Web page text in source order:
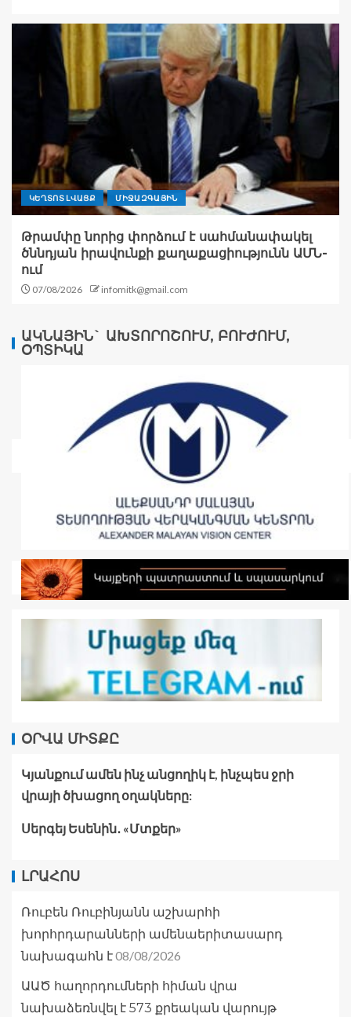
ԿԵՂՏՈՏ ԼՎԱՑՔ ՄԻՋԱԶԳԱՅԻՆ
Թրամփը նորից փորձում է սահմանափակել
ծննդյան իրավունքի քաղաքացիությունն ԱՄՆ-
ում
07/08/2026 infomitk@gmail.com
ԱԿՆԱՅԻՆ` ԱԽՏՈՐՈՇՈՒՄ, ԲՈՒԺՈՒՄ,
ՕՊՏԻԿԱ
ՕՐՎԱ ՄԻՏՔԸ
Կյանքում ամեն ինչ անցողիկ է, ինչպես ջրի
վրայի ծխացող օղակները:
Սերգեյ Եսենին․ «Մտքեր»
ԼՐԱՀՈՍ
Ռուբեն Ռուբինյանն աշխարհի
խորհրդարանների ամենաերիտասարդ
նախագահն է08/08/2026
ԱԱԾ հաղորդումների հիման վրա
նախաձեռնվել է 573 քրեական վարույթ